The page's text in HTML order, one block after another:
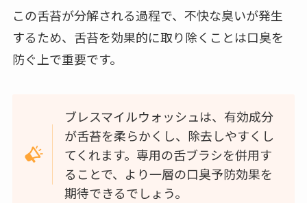
この舌苔が分解される過程で、不快な臭いが発生
するため、舌苔を効果的に取り除くことは口臭を
防ぐ上で重要です。
ブレスマイルウォッシュは、有効成分
が舌苔を柔らかくし、除去しやすくし
てくれます。専用の舌ブラシを併用す
ることで、より一層の口臭予防効果を
期待できるでしょう。